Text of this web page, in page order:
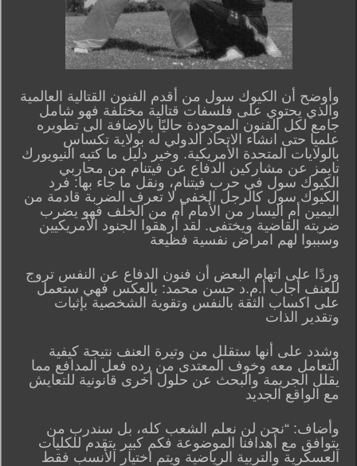
وأوضح أن الكيوك سول من أقدم الفنون القتالية العالمية
والذي يحتوي على فلسفات قتالية مختلفة فهو شامل
جامع لكل الفنون الموجودة حاليًا بالإضافة الى تطويره
علميا حتى انشاء الاتحاد الدولي له بولاية تكساس
بالولايات المتحدة الأمريكية. وخير دليل ما كتبه النيويورك
تايمز عن مشاركين الدفاع عن فيتنام من محاربي
الكيوك سول في حرب فيتنام، ونقل ما جاء بها: فرد
الكيوك سول كالرجل الخفي لا تعرف الضربة قادمة من
اليمين أم اليسار من الأمام أم من الخلف فهو يضرب
ضربته القاضية ويختفى. لقد أرهقوا الجنود الأمريكيين
وسببوا لهم امراض نفسية فظيعة
وردًا على اتهام البعض أن فنون الدفاع عن النفس تروج
للعنف أجاب أ.م.د حسن محمد: بالعكس فهي ستعمل
على اكساب الثقة بالنفس وتقوية الشخصية بإثبات
وتقدير الذات
وشدد على أنها ستقلل من وتيرة العنف نتيجة كيفية
التعامل معه وخوف المعتدى من رده فعل المدافع مما
يقلل الجريمة والبحث عن حلول أخرى قانونية للتعايش
مع الواقع الجديد
وأضاف: “نحن لن نعلم الشعب كله، بل سندرب من
يتوافق مع أهدافنا الموضوعة فكم كبير يتقدم للكليات
العسكرية والتربية الرياضية ويتم اختيار الأنسب فقط